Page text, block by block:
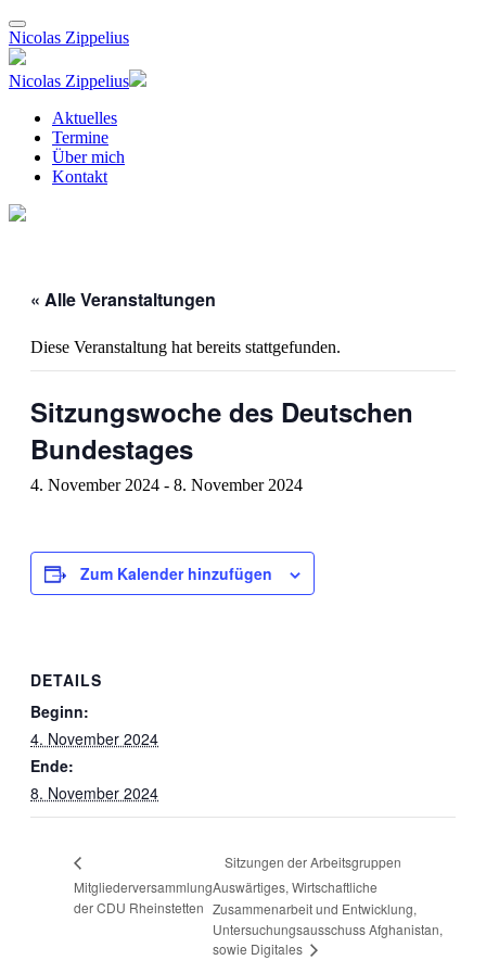
Nicolas Zippelius
Nicolas Zippelius
Aktuelles
Termine
Über mich
Kontakt
« Alle Veranstaltungen
Diese Veranstaltung hat bereits stattgefunden.
Sitzungswoche des Deutschen
Bundestages
4. November 2024 - 8. November 2024
Zum Kalender hinzufügen
DETAILS
Beginn:
4. November 2024
Ende:
8. November 2024
Mitgliederversammlung
der CDU Rheinstetten
Sitzungen der Arbeitsgruppen
Auswärtiges, Wirtschaftliche
Zusammenarbeit und Entwicklung,
Untersuchungsausschuss Afghanistan,
sowie Digitales